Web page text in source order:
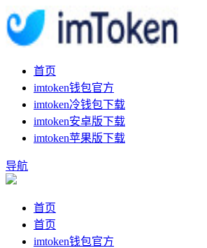
首页
imtoken钱包官方
imtoken冷钱包下载
imtoken安卓版下载
imtoken苹果版下载
导航
首页
首页
imtoken钱包官方